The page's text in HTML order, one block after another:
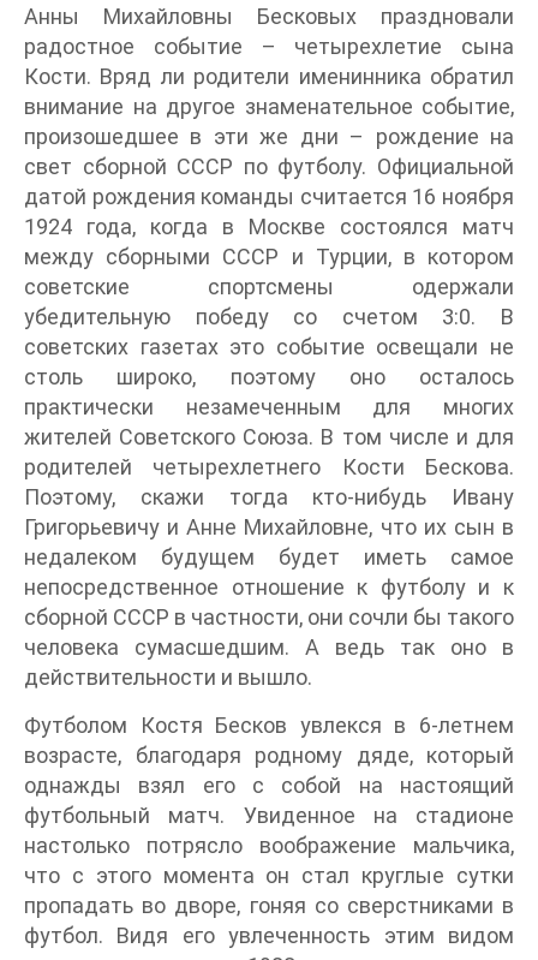
Анны Михайловны Бесковых праздновали
радостное событие – четырехлетие сына
Кости. Вряд ли родители именинника обратил
внимание на другое знаменательное событие,
произошедшее в эти же дни – рождение на
свет сборной СССР по футболу. Официальной
датой рождения команды считается 16 ноября
1924 года, когда в Москве состоялся матч
между сборными СССР и Турции, в котором
советские спортсмены одержали
убедительную победу со счетом 3:0. В
советских газетах это событие освещали не
столь широко, поэтому оно осталось
практически незамеченным для многих
жителей Советского Союза. В том числе и для
родителей четырехлетнего Кости Бескова.
Поэтому, скажи тогда кто-нибудь Ивану
Григорьевичу и Анне Михайловне, что их сын в
недалеком будущем будет иметь самое
непосредственное отношение к футболу и к
сборной СССР в частности, они сочли бы такого
человека сумасшедшим. А ведь так оно в
действительности и вышло.
Футболом Костя Бесков увлекся в 6-летнем
возрасте, благодаря родному дяде, который
однажды взял его с собой на настоящий
футбольный матч. Увиденное на стадионе
настолько потрясло воображение мальчика,
что с этого момента он стал круглые сутки
пропадать во дворе, гоняя со сверстниками в
футбол. Видя его увлеченность этим видом